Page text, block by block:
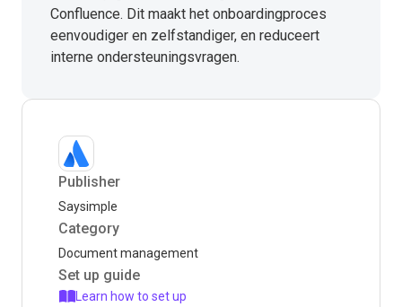
Confluence. Dit maakt het onboardingproces
eenvoudiger en zelfstandiger, en reduceert
interne ondersteuningsvragen.
Publisher
Saysimple
Category
Document management
Set up guide
Learn how to set up